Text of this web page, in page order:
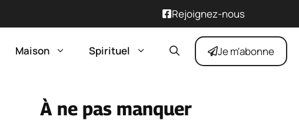
Rejoignez-nous
Maison Spirituel Je m'abonne
À ne pas manquer